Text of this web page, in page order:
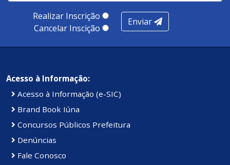
Realizar Inscrição
Cancelar Inscição
Enviar
Acesso à Informação:
Acesso à Informação (e-SIC)
Brand Book Iúna
Concursos Públicos Prefeitura
Denúncias
Fale Conosco